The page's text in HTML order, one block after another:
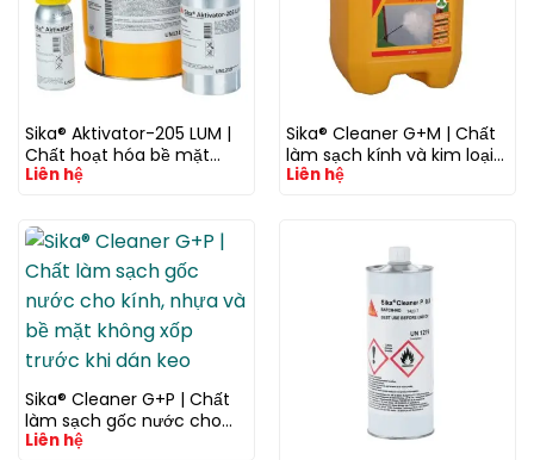
Sika® Aktivator-205 LUM |
Chất hoạt hóa bề mặt
tăng bám dính cho keo và
Liên hệ
Sika® Cleaner G+M | Chất
làm sạch kính và kim loại
trước khi dán keo và trám
Liên hệ
Sika® Cleaner G+P | Chất
làm sạch gốc nước cho
kính, nhựa và bề mặt
Liên hệ